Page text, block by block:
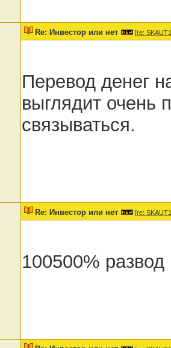
Re: Инвестор или нет [re:
Перевод денег
выглядит очень
связываться.
Re: Инвестор или нет [re:
100500% развод